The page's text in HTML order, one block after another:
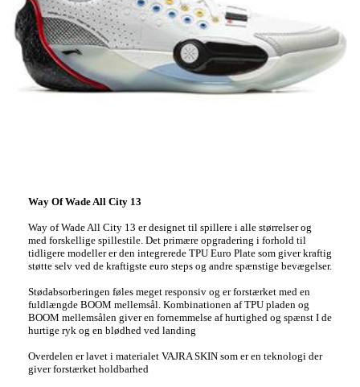
Way Of Wade All City 13
Way of Wade All City 13 er designet til spillere i alle størrelser og
med forskellige spillestile. Det primære opgradering i forhold til
tidligere modeller er den integrerede TPU Euro Plate som giver kraftig
støtte selv ved de kraftigste euro steps og andre spænstige bevægelser.
Stødabsorberingen føles meget responsiv og er forstærket med en
fuldlængde BOOM mellemsål. Kombinationen af TPU pladen og
BOOM mellemsålen giver en fornemmelse af hurtighed og spænst I de
hurtige ryk og en blødhed ved landing
Overdelen er lavet i materialet VAJRA SKIN som er en teknologi der
giver forstærket holdbarhed